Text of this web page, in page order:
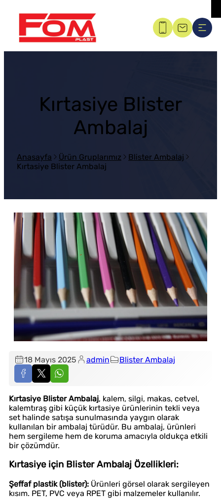
Kırtasiye Blister
Ambalaj
Anasayfa Ürün Gruplarımız
Blister Ambalaj
Kırtasiye Blister Ambalaj
18 Mayıs 2025 admin Blister Ambalaj
Kırtasiye Blister Ambalaj, kalem, silgi, makas, cetvel,
kalemtıraş gibi küçük kırtasiye ürünlerinin tekli veya
set halinde satışa sunulmasında yaygın olarak
kullanılan bir ambalaj türüdür. Bu ambalaj, ürünleri
hem sergileme hem de koruma amacıyla oldukça etkili
bir çözümdür.
Kırtasiye için Blister Ambalaj Özellikleri:
Şeffaf plastik (blister): Ürünleri görsel olarak sergileyen
kısım. PET, PVC veya RPET gibi malzemeler kullanılır.